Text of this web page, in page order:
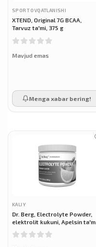
SPORT OVQATLANISHI
XTEND, Original 7G BCAA,
Tarvuz ta'mi, 375 g
Mavjud emas
Menga xabar bering!
KALIY
Dr. Berg, Electrolyte Powder,
elektrolit kukuni, Apelsin ta'mi,